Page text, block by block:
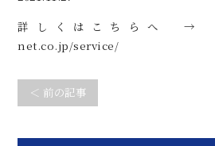
詳しくはこちらへ
net.co.jp/service/
＜ 前の記事